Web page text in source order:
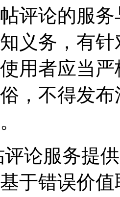
评论的服
义务，有
用者应当
，不得发
论服务提
于错误价